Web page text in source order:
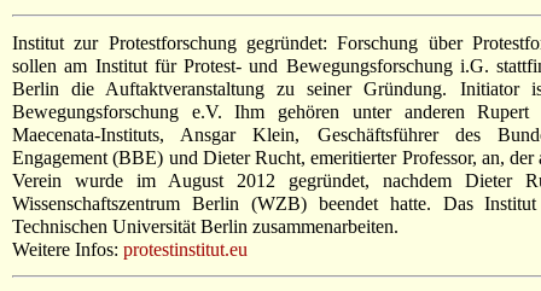
Institut zur Protestforschung gegründet: Forschung über
sollen am Institut für Protest- und Bewegungsforschung i.G.
Berlin die Auftaktveranstaltung zu seiner Gründung. Initiator
Bewegungsforschung e.V. Ihm gehören unter anderen
Maecenata-Instituts, Ansgar Klein, Geschäftsführer des
Engagement (BBE) und Dieter Rucht, emeritierter Professor, an,
Verein wurde im August 2012 gegründet, nachdem Dieter
Wissenschaftszentrum Berlin (WZB) beendet hatte. Das
Technischen Universität Berlin zusammenarbeiten.
Weitere Infos: protestinstitut.eu